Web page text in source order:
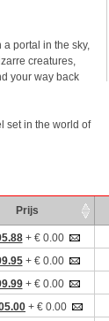
portal in the sky,
creatures,
your way back
set in the world of
Prijs
+ € 0.00
+ € 0.00
+ € 0.00
+ € 0.00